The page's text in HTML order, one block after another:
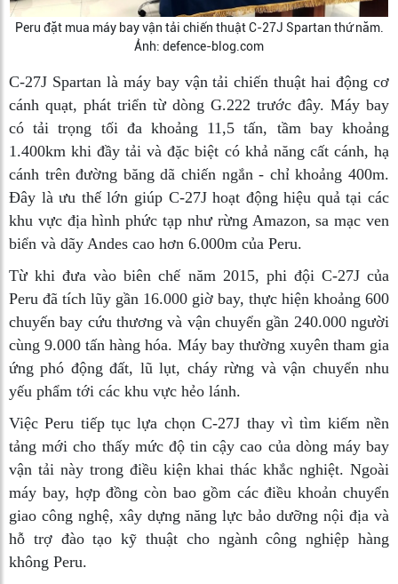
Peru đặt mua máy bay vận tải chiến thuật C-27J Spartan thứ năm.
Ảnh: defence-blog.com
C-27J Spartan là máy bay vận tải chiến thuật hai động cơ
cánh quạt, phát triển từ dòng G.222 trước đây. Máy bay
có tải trọng tối đa khoảng 11,5 tấn, tầm bay khoảng
1.400km khi đầy tải và đặc biệt có khả năng cất cánh, hạ
cánh trên đường băng dã chiến ngắn - chỉ khoảng 400m.
Đây là ưu thế lớn giúp C-27J hoạt động hiệu quả tại các
khu vực địa hình phức tạp như rừng Amazon, sa mạc ven
biển và dãy Andes cao hơn 6.000m của Peru.
Từ khi đưa vào biên chế năm 2015, phi đội C-27J của
Peru đã tích lũy gần 16.000 giờ bay, thực hiện khoảng 600
chuyến bay cứu thương và vận chuyển gần 240.000 người
cùng 9.000 tấn hàng hóa. Máy bay thường xuyên tham gia
ứng phó động đất, lũ lụt, cháy rừng và vận chuyển nhu
yếu phẩm tới các khu vực hẻo lánh.
Việc Peru tiếp tục lựa chọn C-27J thay vì tìm kiếm nền
tảng mới cho thấy mức độ tin cậy cao của dòng máy bay
vận tải này trong điều kiện khai thác khắc nghiệt. Ngoài
máy bay, hợp đồng còn bao gồm các điều khoản chuyển
giao công nghệ, xây dựng năng lực bảo dưỡng nội địa và
hỗ trợ đào tạo kỹ thuật cho ngành công nghiệp hàng
không Peru.